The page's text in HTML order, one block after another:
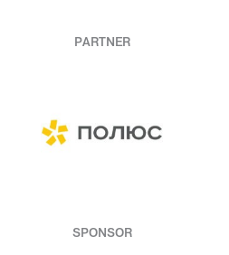
PARTNER
SPONSOR